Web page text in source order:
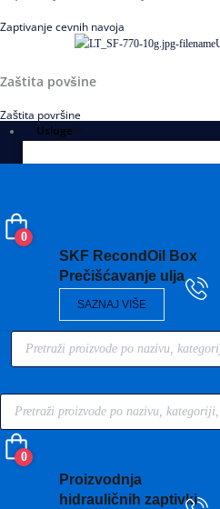
Zaptivanje cevnih navoja
Zaštita povšine
Zaštita površine
Usluge
SKF RecondOil Box
Prečišćavanje ulja
SAZNAJ VIŠE
Proizvodnja
hidrauličnih zaptivki
0
Products
search
Products
search
0